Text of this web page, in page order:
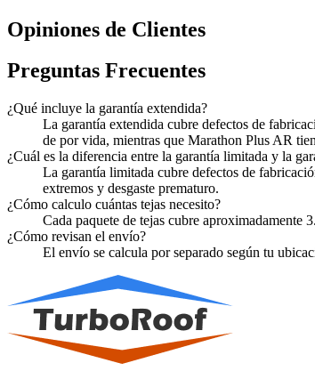
Opiniones de Clientes
Preguntas Frecuentes
¿Qué incluye la garantía extendida?
La garantía extendida cubre defectos de
de por vida, mientras que Marathon Plus AR
¿Cuál es la diferencia entre la garantía limitada y la
La garantía limitada cubre defectos de
extremos y desgaste prematuro.
¿Cómo calculo cuántas tejas necesito?
Cada paquete de tejas cubre aproximadamente
¿Cómo revisan el envío?
El envío se calcula por separado según tu